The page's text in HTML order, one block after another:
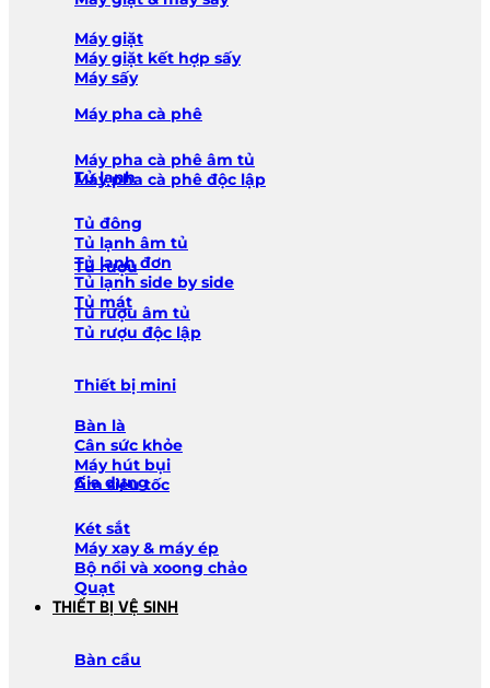
Máy giặt
Máy giặt kết hợp sấy
Máy sấy
Máy pha cà phê
Máy pha cà phê âm tủ
Máy pha cà phê độc lập
Tủ lạnh
Tủ đông
Tủ lạnh âm tủ
Tủ lạnh đơn
Tủ lạnh side by side
Tủ mát
Tủ rượu
Tủ rượu âm tủ
Tủ rượu độc lập
Thiết bị mini
Bàn là
Cân sức khỏe
Máy hút bụi
Ấm siêu tốc
Gia dụng
Két sắt
Máy xay & máy ép
Bộ nồi và xoong chảo
Quạt
THIẾT BỊ VỆ SINH
Bàn cầu